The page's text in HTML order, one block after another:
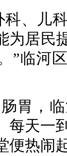
科、儿
为居民
”临河
胃，
每天一
便热闹